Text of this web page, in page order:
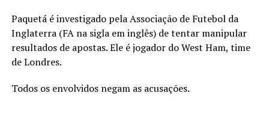
Paquetá é investigado pela Associação de Futebol da
Inglaterra (FA na sigla em inglês) de tentar manipular
resultados de apostas. Ele é jogador do West Ham, time
de Londres.
Todos os envolvidos negam as acusações.